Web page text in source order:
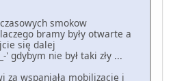
smokow
bramy były otwarte a
się dalej
gdybym nie był taki zły ...
za wspaniała mobilizację i